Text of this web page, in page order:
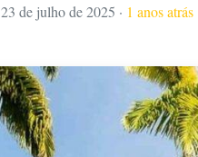
23 de julho de 2025 · 1 anos atrás